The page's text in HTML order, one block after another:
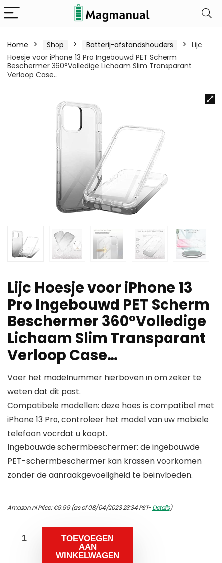
Home Shop Batterij-afstandshouders
Lijc
Hoesje voor iPhone 13 Pro Ingebouwd PET Scherm
Beschermer 360°Volledige Lichaam Slim Transparant
Verloop Case…
Lijc Hoesje voor iPhone 13
Pro Ingebouwd PET Scherm
Beschermer 360°Volledige
Lichaam Slim Transparant
Verloop Case…
Voer het modelnummer hierboven in om zeker te
weten dat dit past.
Compatibele modellen: deze hoes is compatibel met
iPhone 13 Pro, controleer het model van uw mobiele
telefoon voordat u koopt.
Ingebouwde schermbeschermer: de ingebouwde
PET-schermbeschermer kan krassen voorkomen
zonder de aanraakgevoeligheid te beïnvloeden.
Amazon.nl Price:€9.99(as of 08/04/2023 23:34 PST-Details)
TOEVOEGEN
AAN
WINKELWAGEN